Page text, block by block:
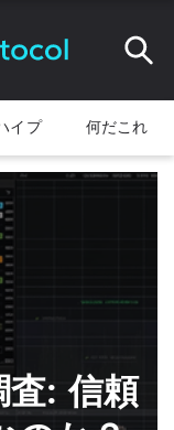
イプ 何だこれ
: 信頼